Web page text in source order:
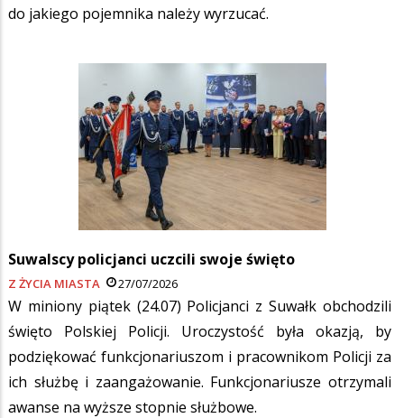
do jakiego pojemnika należy wyrzucać.
Suwalscy policjanci uczcili swoje święto
Z ŻYCIA MIASTA 27/07/2026
W miniony piątek (24.07) Policjanci z Suwałk obchodzili
święto Polskiej Policji. Uroczystość była okazją, by
podziękować funkcjonariuszom i pracownikom Policji za
ich służbę i zaangażowanie. Funkcjonariusze otrzymali
awanse na wyższe stopnie służbowe.